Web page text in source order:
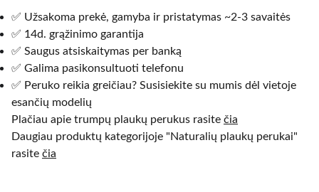
✅ Užsakoma prekė, gamyba ir pristatymas ~2-3 savaitės
✅ 14d. grąžinimo garantija
✅ Saugus atsiskaitymas per banką
✅ Galima pasikonsultuoti telefonu
✅ Peruko reikia greičiau? Susisiekite su mumis dėl vietoje
esančių modelių
Plačiau apie trumpų plaukų perukus rasite čia
Daugiau produktų kategorijoje "Naturalių plaukų perukai"
rasite čia